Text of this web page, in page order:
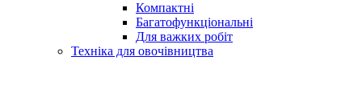
Компактні
Багатофункціональні
Для важких робіт
Техніка для овочівництва